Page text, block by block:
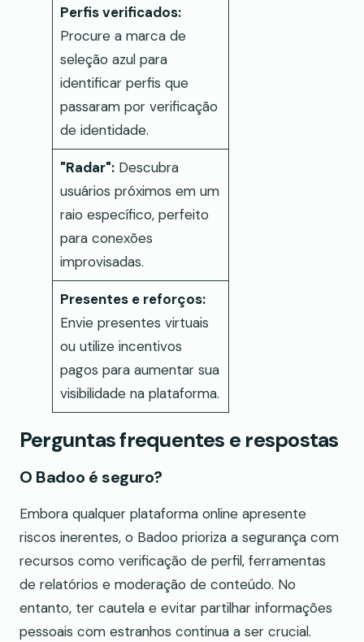
Perfis verificados:
Procure a marca de
seleção azul para
identificar perfis que
passaram por verificação
de identidade.
"Radar":Descubra
usuários próximos em um
raio específico, perfeito
para conexões
improvisadas.
Presentes e reforços:
Envie presentes virtuais
ou utilize incentivos
pagos para aumentar sua
visibilidade na plataforma.
Perguntas frequentes e respostas
O Badoo é seguro?
Embora qualquer plataforma online apresente
riscos inerentes, o Badoo prioriza a segurança com
recursos como verificação de perfil, ferramentas
de relatórios e moderação de conteúdo. No
entanto, ter cautela e evitar partilhar informações
pessoais com estranhos continua a ser crucial.